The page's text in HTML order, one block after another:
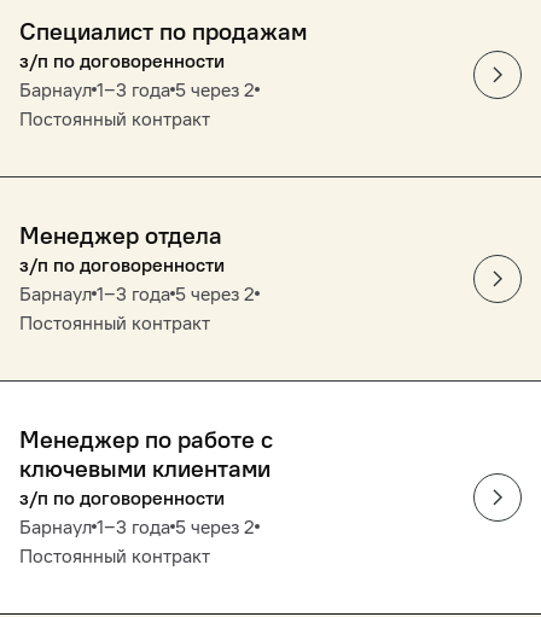
Специалист по продажам
з/п по договоренности
Барнаул 1‒3 года 5 через 2
Постоянный контракт
Менеджер отдела
з/п по договоренности
Барнаул 1‒3 года 5 через 2
Постоянный контракт
Менеджер по работе с
ключевыми клиентами
з/п по договоренности
Барнаул 1‒3 года 5 через 2
Постоянный контракт